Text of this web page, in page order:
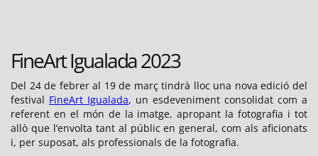
FineArt Igualada 2023
Del 24 de febrer al 19 de març tindrà lloc una nova edició del
festival FineArt Igualada, un esdeveniment consolidat com a
referent en el món de la imatge, apropant la fotografia i tot
allò que l’envolta tant al públic en general, com als aficionats
i, per suposat, als professionals de la fotografia.